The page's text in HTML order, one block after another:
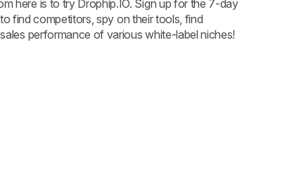
here is to try Drophip.IO. Sign up for the 7-day
find competitors, spy on their tools, find
performance of various white-label niches!